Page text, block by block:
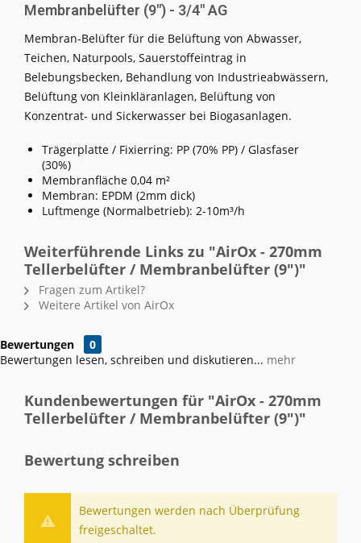
Membranbelüfter (9") - 3/4" AG
Membran-Belüfter für die Belüftung von Abwasser,
Teichen, Naturpools, Sauerstoffeintrag in
Belebungsbecken, Behandlung von Industrieabwässern,
Belüftung von Kleinkläranlagen, Belüftung von
Konzentrat- und Sickerwasser bei Biogasanlagen.
Trägerplatte / Fixierring: PP (70% PP) / Glasfaser
(30%)
Membranfläche 0,04 m²
Membran: EPDM (2mm dick)
Luftmenge (Normalbetrieb): 2-10m³/h
Weiterführende Links zu "AirOx - 270mm
Tellerbelüfter / Membranbelüfter (9")"
Fragen zum Artikel?
Weitere Artikel von AirOx
Bewertungen
0
Bewertungen lesen, schreiben und diskutieren... mehr
Kundenbewertungen für "AirOx - 270mm
Tellerbelüfter / Membranbelüfter (9")"
Bewertung schreiben
Bewertungen werden nach Überprüfung
freigeschaltet.